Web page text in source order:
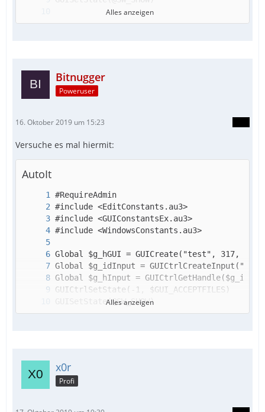
WEnd
Alles anzeigen
Bitnugger
Poweruser
16. Oktober 2019 um 15:23
Versuche es mal hiermit:
AutoIt
Alles anzeigen
x0r
Profi